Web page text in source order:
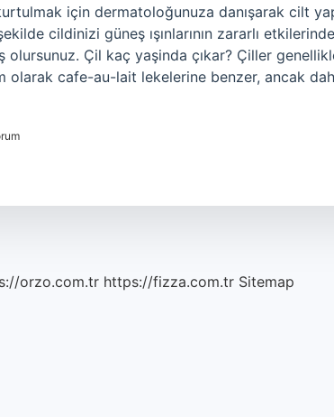
için dermatoloğunuza danışarak cilt
cildinizi güneş ışınlarının zararlı
olursunuz. Çil kaç yaşinda çıkar? Çiller
olarak cafe-au-lait lekelerine benzer, ancak
orzo.com.tr https://fizza.com.tr Sitemap